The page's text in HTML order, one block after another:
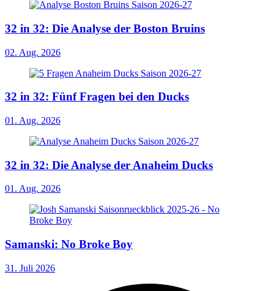
32 in 32: Die Analyse der Boston Bruins
02. Aug. 2026
32 in 32: Fünf Fragen bei den Ducks
01. Aug. 2026
32 in 32: Die Analyse der Anaheim Ducks
01. Aug. 2026
Samanski: No Broke Boy
31. Juli 2026